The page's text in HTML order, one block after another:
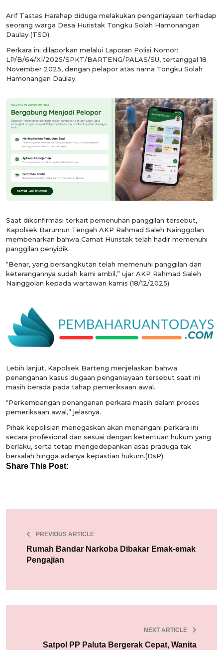
Arif Tastas Harahap diduga melakukan penganiayaan terhadap
seorang warga Desa Huristak Tongku Solah Hamonangan
Daulay (TSD).
Perkara ini dilaporkan melalui Laporan Polisi Nomor:
LP/B/64/XI/2025/SPKT/BARTENG/PALAS/SU, tertanggal 18
November 2025, dengan pelapor atas nama Tongku Solah
Hamonangan Daulay.
Saat dikonfirmasi terkait pemenuhan panggilan tersebut,
Kapolsek Barumun Tengah AKP Rahmad Saleh Nainggolan
membenarkan bahwa Camat Huristak telah hadir memenuhi
panggilan penyidik.
“Benar, yang bersangkutan telah memenuhi panggilan dan
keterangannya sudah kami ambil,” ujar AKP Rahmad Saleh
Nainggolan kepada wartawan kamis (18/12/2025).
Lebih lanjut, Kapolsek Barteng menjelaskan bahwa
penanganan kasus dugaan penganiayaan tersebut saat ini
masih berada pada tahap pemeriksaan awal.
“Perkembangan penanganan perkara masih dalam proses
pemeriksaan awal,” jelasnya.
Pihak kepolisian menegaskan akan menangani perkara ini
secara profesional dan sesuai dengan ketentuan hukum yang
berlaku, serta tetap mengedepankan asas praduga tak
bersalah hingga adanya kepastian hukum.(DsP)
Share This Post:
PREVIOUS ARTICLE
Rumah Bandar Narkoba Dibakar Emak-emak
Pengajian
NEXT ARTICLE
Satpol PP Paluta Bergerak Cepat, Wanita